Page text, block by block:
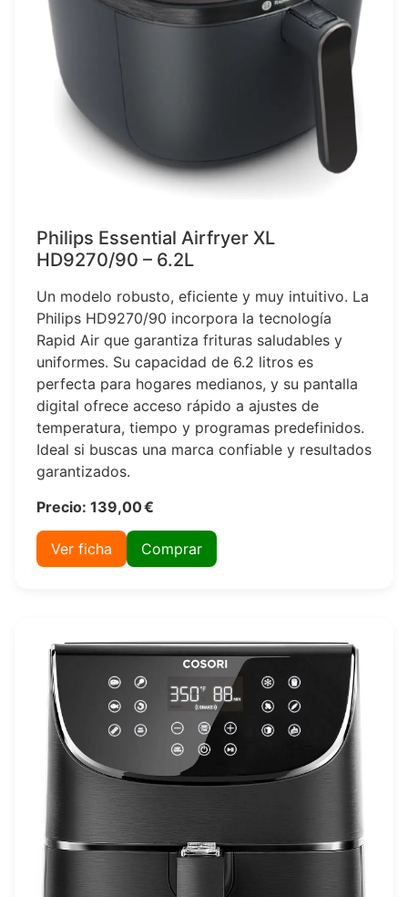
Philips Essential Airfryer XL
HD9270/90 – 6.2L
Un modelo robusto, eficiente y muy intuitivo. La
Philips HD9270/90 incorpora la tecnología
Rapid Air que garantiza frituras saludables y
uniformes. Su capacidad de 6.2 litros es
perfecta para hogares medianos, y su pantalla
digital ofrece acceso rápido a ajustes de
temperatura, tiempo y programas predefinidos.
Ideal si buscas una marca confiable y resultados
garantizados.
Precio: 139,00 €
Ver ficha Comprar